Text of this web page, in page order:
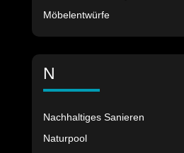
Möbelentwürfe
N
Nachhaltiges Sanieren
Naturpool